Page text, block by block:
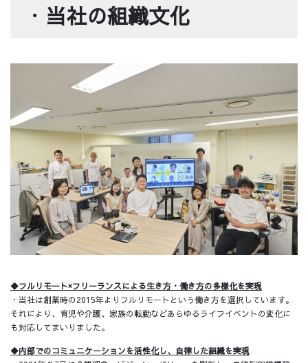
・ 当社の組織文化
◆フルリモート×フリーランスによる生き方・働き方の多様化を実現
・当社は創業時の2015年よりフルリモートという働き方を選択しています。
それにより、育児や介護、家族の転勤などあらゆるライフイベントの変化に
も対応してまいりました。
◆内部でのコミュニケーションを活性化し、自律した組織を実現